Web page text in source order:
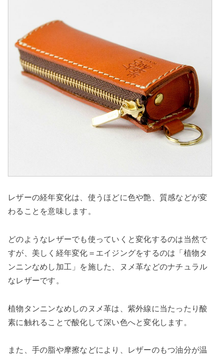
レザーの経年変化は、使うほどに色や艶、質感などが変
わることを意味します。
どのようなレザーでも使っていくと変化するのは当然で
すが、美しく経年変化＝エイジングをするのは「植物タ
ンニンなめし加工」を施した、ヌメ革などのナチュラル
なレザーです。
植物タンニンなめしのヌメ革は、紫外線に当たったり酸
素に触れることで酸化して深い色へと変化します。
また、手の脂や摩擦などにより、レザーのもつ油分が温